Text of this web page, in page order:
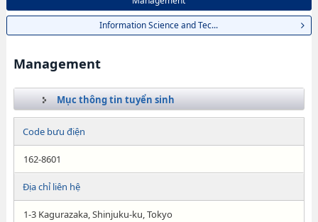
Information Science and Tec...
Management
Mục thông tin tuyển sinh
Code bưu điện
162-8601
Địa chỉ liên hệ
1-3 Kagurazaka, Shinjuku-ku, Tokyo